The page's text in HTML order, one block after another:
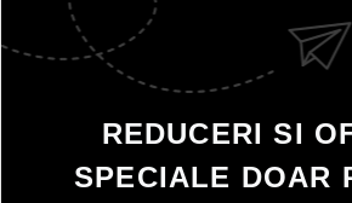
REDUCERI SI
SPECIALE DOAR